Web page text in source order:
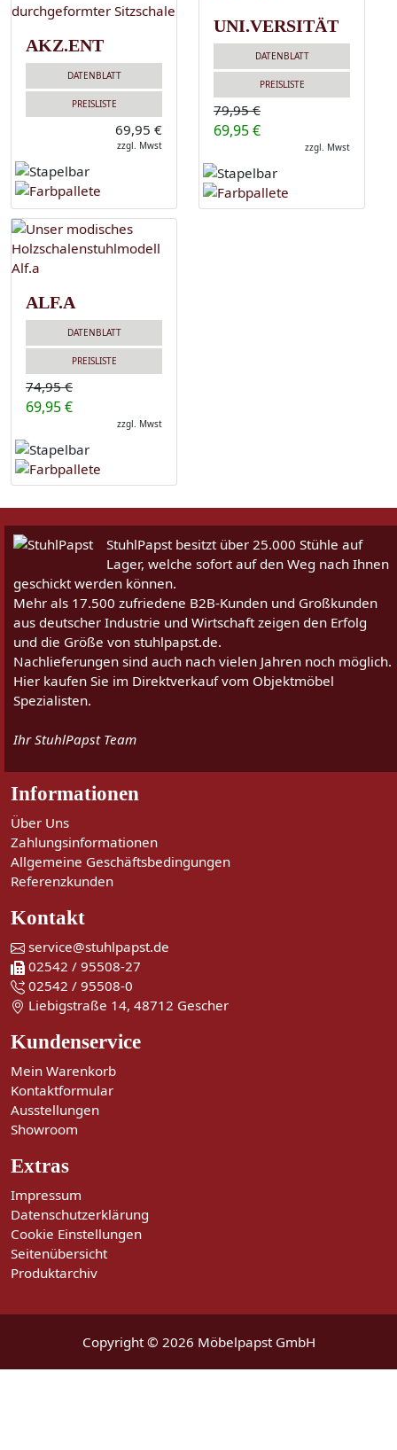
AKZ.ENT
DATENBLATT
PREISLISTE
69,95 €
zzgl. Mwst
UNI.VERSITÄT
DATENBLATT
PREISLISTE
79,95 €
69,95 €
zzgl. Mwst
ALF.A
DATENBLATT
PREISLISTE
74,95 €
69,95 €
zzgl. Mwst
StuhlPapst besitzt über 25.000 Stühle auf
Lager, welche sofort auf den Weg nach Ihnen
geschickt werden können.
Mehr als 17.500 zufriedene B2B-Kunden und Großkunden
aus deutscher Industrie und Wirtschaft zeigen den Erfolg
und die Größe von stuhlpapst.de.
Nachlieferungen sind auch nach vielen Jahren noch möglich.
Hier kaufen Sie im Direktverkauf vom Objektmöbel
Spezialisten.
Ihr StuhlPapst Team
Informationen
Über Uns
Zahlungsinformationen
Allgemeine Geschäftsbedingungen
Referenzkunden
Kontakt
service@stuhlpapst.de
02542 / 95508-27
02542 / 95508-0
Liebigstraße 14, 48712 Gescher
Kundenservice
Mein Warenkorb
Kontaktformular
Ausstellungen
Showroom
Extras
Impressum
Datenschutzerklärung
Cookie Einstellungen
Seitenübersicht
Produktarchiv
Copyright © 2026 Möbelpapst GmbH